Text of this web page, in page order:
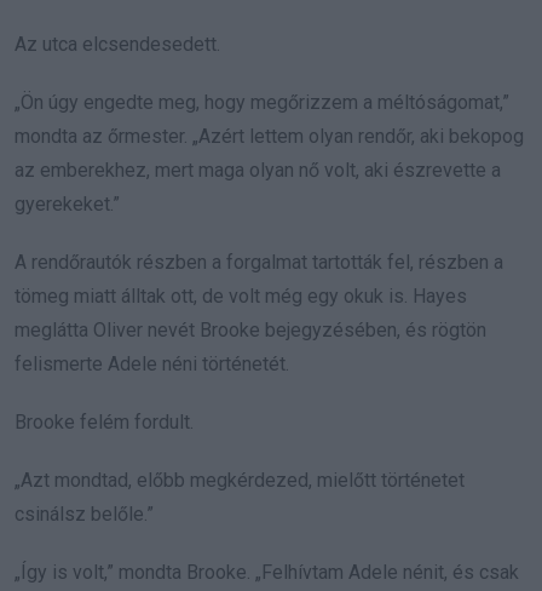
Az utca elcsendesedett.
„Ön úgy engedte meg, hogy megőrizzem a méltóságomat,”
mondta az őrmester. „Azért lettem olyan rendőr, aki bekopog
az emberekhez, mert maga olyan nő volt, aki észrevette a
gyerekeket.”
A rendőrautók részben a forgalmat tartották fel, részben a
tömeg miatt álltak ott, de volt még egy okuk is. Hayes
meglátta Oliver nevét Brooke bejegyzésében, és rögtön
felismerte Adele néni történetét.
Brooke felém fordult.
„Azt mondtad, előbb megkérdezed, mielőtt történetet
csinálsz belőle.”
„Így is volt,” mondta Brooke. „Felhívtam Adele nénit, és csak